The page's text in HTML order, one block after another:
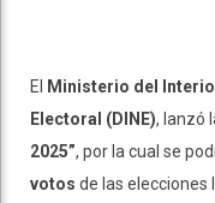
El Ministerio del
Electoral (DINE), lanzó
2025”, por la cual se
votos de las elecciones